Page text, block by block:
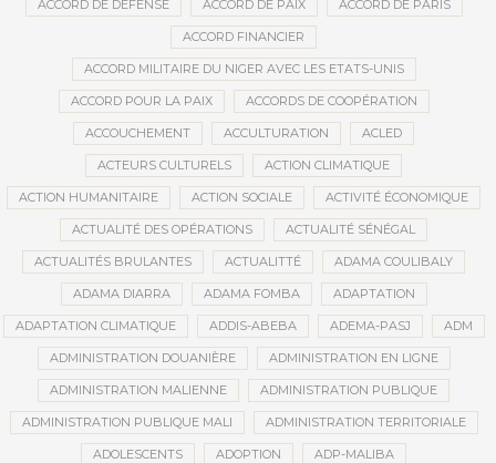
ACCORD DE DÉFENSE ACCORD DE PAIX ACCORD DE PARIS
ACCORD FINANCIER
ACCORD MILITAIRE DU NIGER AVEC LES ETATS-UNIS
ACCORD POUR LA PAIX ACCORDS DE COOPÉRATION
ACCOUCHEMENT ACCULTURATION ACLED
ACTEURS CULTURELS ACTION CLIMATIQUE
ACTION HUMANITAIRE ACTION SOCIALE ACTIVITÉ ÉCONOMIQUE
ACTUALITÉ DES OPÉRATIONS ACTUALITÉ SÉNÉGAL
ACTUALITÉS BRULANTES ACTUALITTÉ ADAMA COULIBALY
ADAMA DIARRA ADAMA FOMBA ADAPTATION
ADAPTATION CLIMATIQUE ADDIS-ABEBA ADEMA-PASJ ADM
ADMINISTRATION DOUANIÈRE ADMINISTRATION EN LIGNE
ADMINISTRATION MALIENNE ADMINISTRATION PUBLIQUE
ADMINISTRATION PUBLIQUE MALI ADMINISTRATION TERRITORIALE
ADOLESCENTS ADOPTION ADP-MALIBA